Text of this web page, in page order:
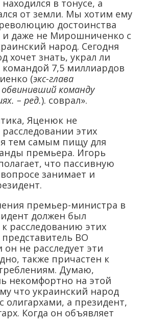
в тонусе, а
от земли. Мы хотим ему
достоинства
и даже не Мирошниченко с
народ. Сегодня
хочет знать, украл ли
7,5 миллиардов
(экс-глава
обвинивший команду
– ред.). соврал».
Яценюк не
этих
тем самым пищу для
премьера. Игорь
что пассивную
занимает и
премьер-министра в
должен был
расследованию этих
ВО
он не расследует эти
также причастен к
Думаю,
некомфортно на этой
что украинский народ
олигархами, а президент,
Когда он объявляет